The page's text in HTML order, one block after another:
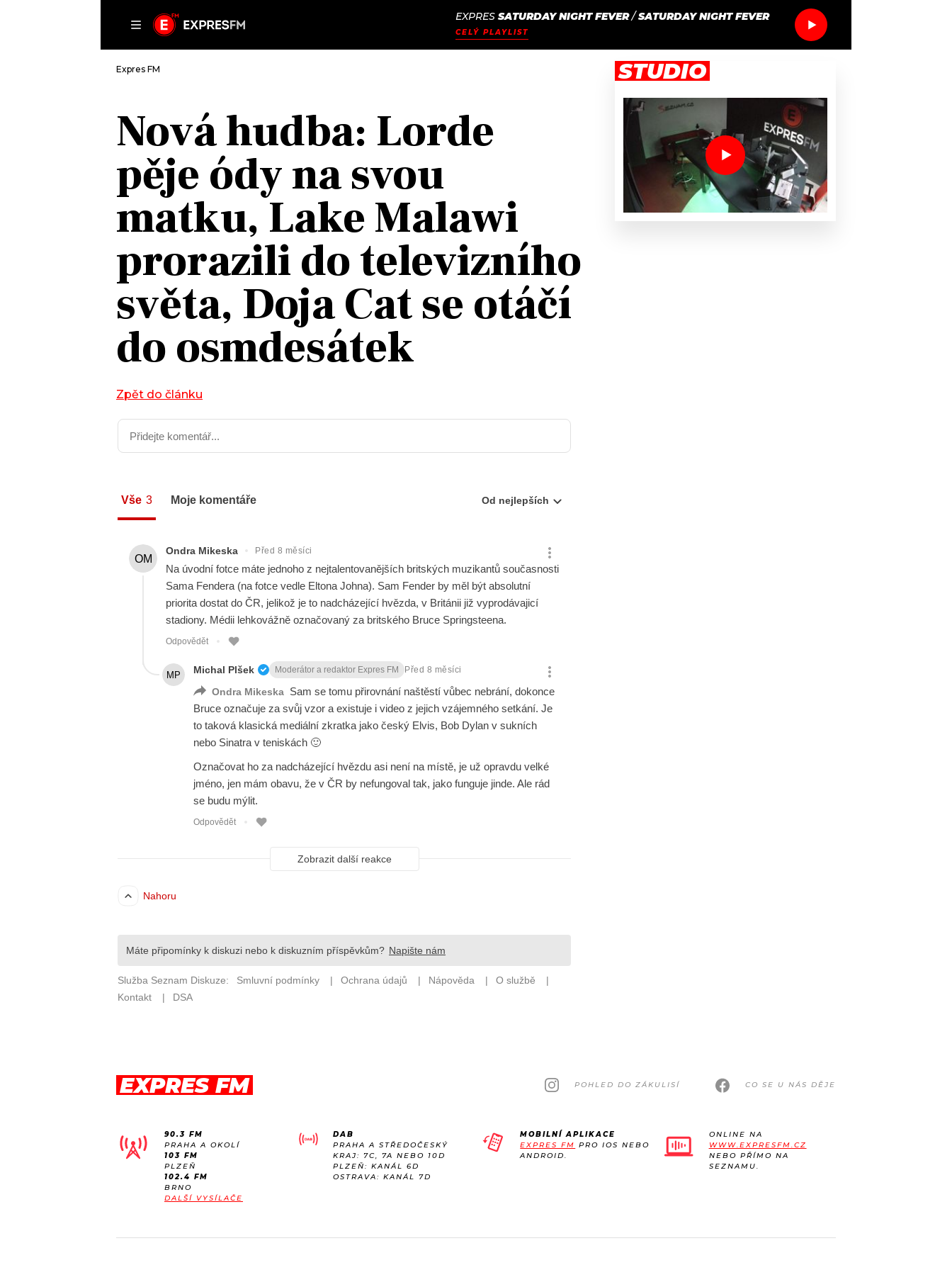
SEZNAM.CZ
EXPRES SATURDAY NIGHT FEVER/SATURDAY NIGHT FEVER
CELÝ PLAYLIST
DOMŮ
ČLÁNKY
AKTUÁLNĚ
HUDBA
ROZHOVORY
KALENDÁŘ
KVÍZY
VIP
KULTURA
MIX
OSTATNÍ
PODCASTY
JAK NALADIT
PROGRAM
Expres FM
Nová hudba: Lorde
pěje ódy na svou
matku, Lake Malawi
prorazili do televizního
světa, Doja Cat se otáčí
do osmdesátek
Zpět do článku
STUDIO
EXPRES FM POHLED DO ZÁKULISÍ CO SE U NÁS DĚJE
90.3 FM
PRAHA A OKOLÍ
103 FM
PLZEŇ
102.4 FM
BRNO
DALŠÍ VYSÍLAČE
DAB
PRAHA A STŘEDOČESKÝ
KRAJ: 7C, 7A NEBO 10D
PLZEŇ: KANÁL 6D
OSTRAVA: KANÁL 7D
MOBILNÍ APLIKACE
EXPRES FM PRO IOS NEBO
ANDROID.
ONLINE NA
WWW.EXPRESFM.CZ
NEBO PŘÍMO NA
SEZNAMU.